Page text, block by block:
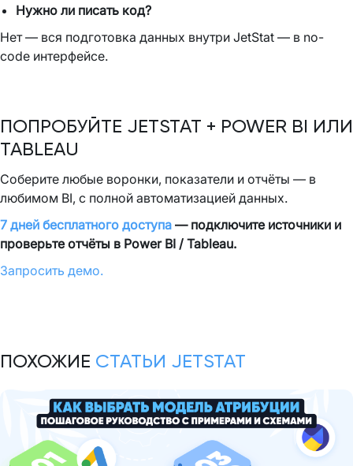
Нужно ли писать код?
Нет — вся подготовка данных внутри JetStat — в no-
code интерфейсе.
ПОПРОБУЙТЕ JETSTAT + POWER BI ИЛИ
TABLEAU
Соберите любые воронки, показатели и отчёты — в
любимом BI, с полной автоматизацией данных.
7 дней бесплатного доступа — подключите источники и
проверьте отчёты в Power BI / Tableau.
Запросить демо.
ПОХОЖИЕ СТАТЬИ JETSTAT